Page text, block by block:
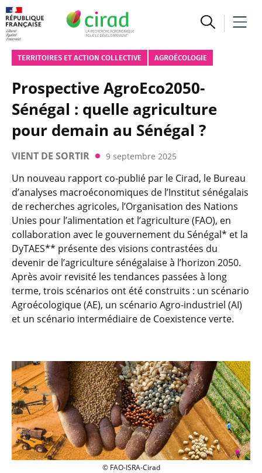
TERRITOIRES ET ACTION COLLECTIVE AGROÉCOLOGIE
Prospective AgroEco2050-
Sénégal : quelle agriculture
pour demain au Sénégal ?
VIENT DE SORTIR 9 septembre 2025
Un nouveau rapport co-publié par le Cirad, le Bureau
d’analyses macroéconomiques de l’Institut sénégalais
de recherches agricoles, l’Organisation des Nations
Unies pour l’alimentation et l’agriculture (FAO), en
collaboration avec le gouvernement du Sénégal* et la
DyTAES** présente des visions contrastées du
devenir de l’agriculture sénégalaise à l’horizon 2050.
Après avoir revisité les tendances passées à long
terme, trois scénarios ont été construits : un scénario
Agroécologique (AE), un scénario Agro-industriel (AI)
et un scénario intermédiaire de Coexistence verte.
Extrait de la couverture du rapport ©
© FAO-ISRA-Cirad